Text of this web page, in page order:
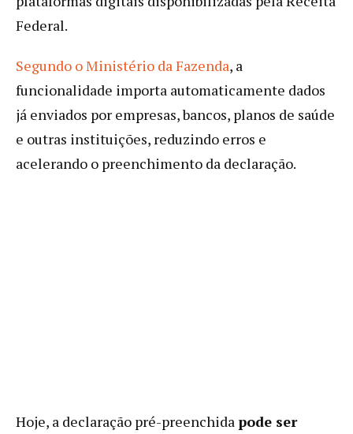
Federal.
Segundo o Ministério da Fazenda, a
funcionalidade importa automaticamente dados
já enviados por empresas, bancos, planos de saúde
e outras instituições, reduzindo erros e
acelerando o preenchimento da declaração.
Hoje, a declaração pré-preenchida pode ser